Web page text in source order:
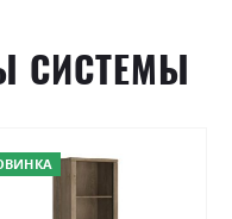
СИСТЕМЫ